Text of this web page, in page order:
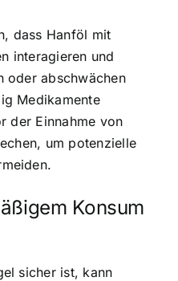
dass Hanföl mit
interagieren und
oder abschwächen
Medikamente
der Einnahme von
um potenzielle
Konsum
sicher ist, kann